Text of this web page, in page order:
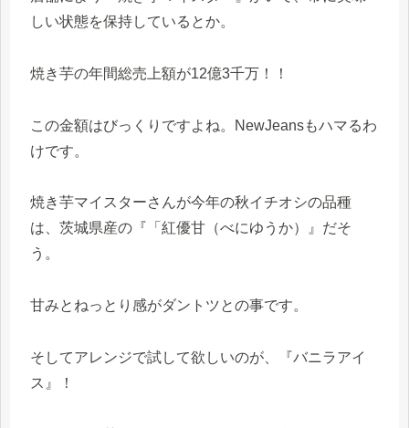
しい状態を保持しているとか。
焼き芋の年間総売上額が12億3千万！！
この金額はびっくりですよね。NewJeansもハマるわ
けです。
焼き芋マイスターさんが今年の秋イチオシの品種
は、茨城県産の『「紅優甘（べにゆうか）』だそ
う。
甘みとねっとり感がダントツとの事です。
そしてアレンジで試して欲しいのが、『バニラアイ
ス』！